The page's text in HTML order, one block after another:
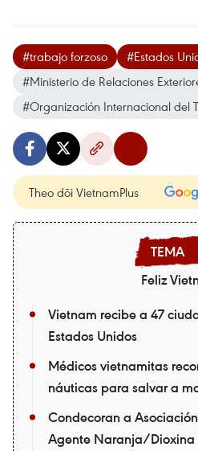
#trabajo forzoso #Estados
#Ministerio de Relaciones
#Organización Internacional del
Theo dõi VietnamPlus
Feliz
Vietnam recibe a 47
Estados Unidos
Médicos vietnamitas
náuticas para salvar a
Condecoran a
Agente Naranja/Dioxina